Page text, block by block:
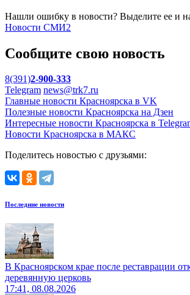
Нашли ошибку в новости? Выделите ее и
Новости СМИ2
Сообщите свою новость
8(391)2-900-333
Telegram news@trk7.ru
Главные новости Красноярска в VK
Полезные новости Красноярска на Дзен
Интересные новости Красноярска в
Новости Красноярска в МАКС
Поделитесь новостью с друзьями:
Последние новости
В Красноярском крае после реставрации
деревянную церковь
17:41, 08.08.2026